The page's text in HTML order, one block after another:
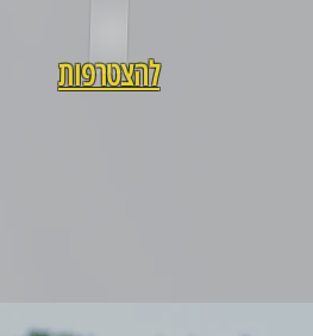
להצטרפות